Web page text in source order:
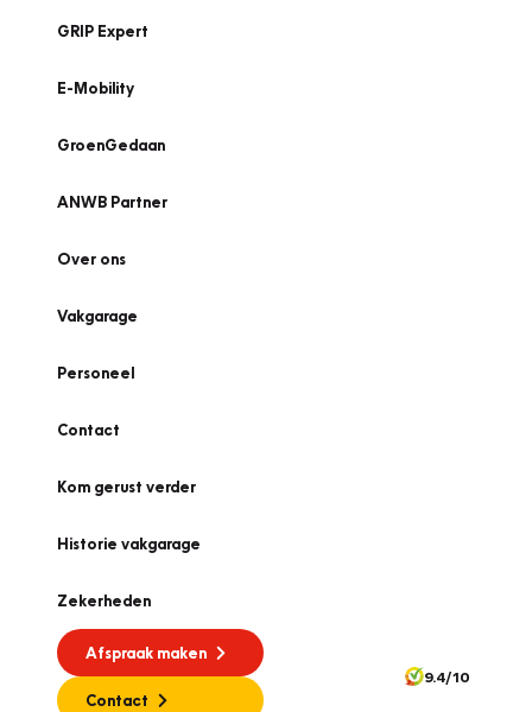
GRIP Expert
E-Mobility
GroenGedaan
ANWB Partner
Over ons
Vakgarage
Personeel
Contact
Kom gerust verder
Historie vakgarage
Zekerheden
Afspraak maken
Contact
9.4/10